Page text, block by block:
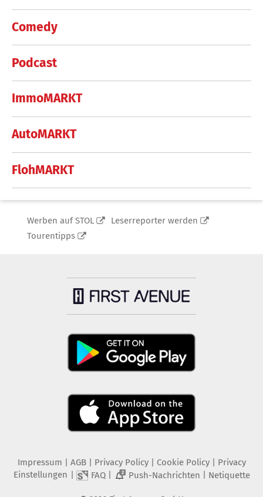
Comedy
Podcast
ImmoMARKT
AutoMARKT
FlohMARKT
Werben auf STOL
Leserreporter werden
Tourentipps
Impressum AGB Privacy Policy| Cookie Policy| Privacy
Einstellungen
FAQ| 2 Push-Nachrichten Netiquette